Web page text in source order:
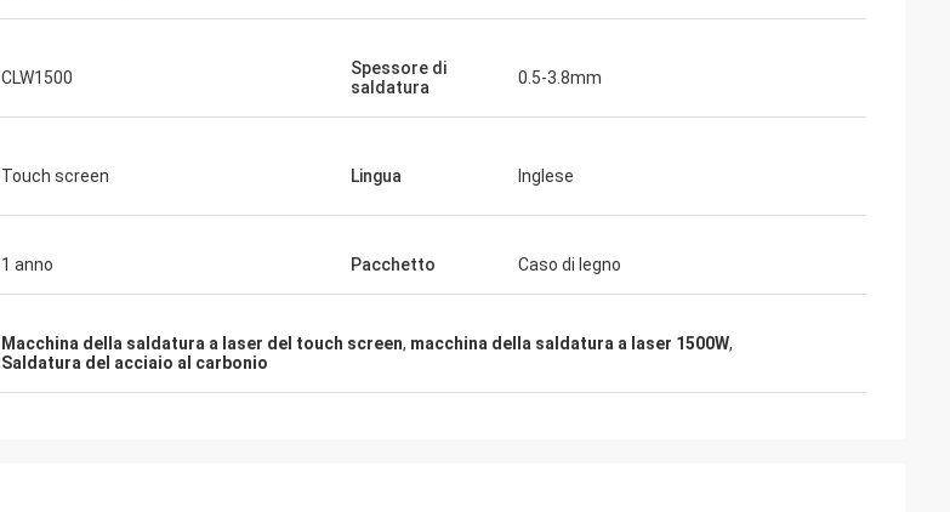
CLW1500
Spessore di
saldatura
0.5-3.8mm
Touch screen Lingua Inglese
1 anno Pacchetto Caso di legno
Macchina della saldatura a laser del touch screen, macchina della saldatura a laser 1500W,
Saldatura del acciaio al carbonio